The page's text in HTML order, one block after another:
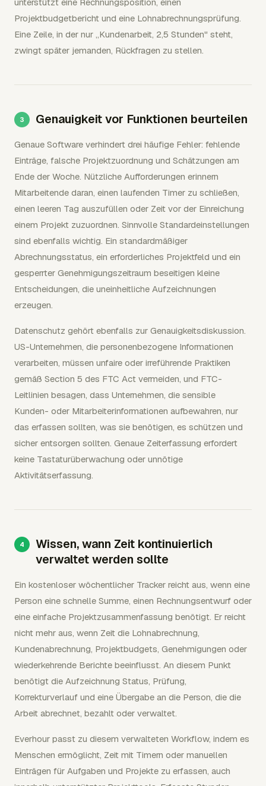
Projektbudgetbericht und eine Lohnabrechnungsprüfung.
Eine Zeile, in der nur „Kundenarbeit, 2,5 Stunden" steht,
zwingt später jemanden, Rückfragen zu stellen.
Genauigkeit vor Funktionen beurteilen
Genaue Software verhindert drei häufige Fehler: fehlende
Einträge, falsche Projektzuordnung und Schätzungen am
Ende der Woche. Nützliche Aufforderungen erinnern
Mitarbeitende daran, einen laufenden Timer zu schließen,
einen leeren Tag auszufüllen oder Zeit vor der Einreichung
einem Projekt zuzuordnen. Sinnvolle Standardeinstellungen
sind ebenfalls wichtig. Ein standardmäßiger
Abrechnungsstatus, ein erforderliches Projektfeld und ein
gesperrter Genehmigungszeitraum beseitigen kleine
Entscheidungen, die uneinheitliche Aufzeichnungen
erzeugen.
Datenschutz gehört ebenfalls zur Genauigkeitsdiskussion.
US-Unternehmen, die personenbezogene Informationen
verarbeiten, müssen unfaire oder irreführende Praktiken
gemäß Section 5 des FTC Act vermeiden, und FTC-
Leitlinien besagen, dass Unternehmen, die sensible
Kunden- oder Mitarbeiterinformationen aufbewahren, nur
das erfassen sollten, was sie benötigen, es schützen und
sicher entsorgen sollten. Genaue Zeiterfassung erfordert
keine Tastaturüberwachung oder unnötige
Aktivitätserfassung.
Wissen, wann Zeit kontinuierlich
verwaltet werden sollte
Ein kostenloser wöchentlicher Tracker reicht aus, wenn eine
Person eine schnelle Summe, einen Rechnungsentwurf oder
eine einfache Projektzusammenfassung benötigt. Er reicht
nicht mehr aus, wenn Zeit die Lohnabrechnung,
Kundenabrechnung, Projektbudgets, Genehmigungen oder
wiederkehrende Berichte beeinflusst. An diesem Punkt
benötigt die Aufzeichnung Status, Prüfung,
Korrekturverlauf und eine Übergabe an die Person, die die
Arbeit abrechnet, bezahlt oder verwaltet.
Everhour passt zu diesem verwalteten Workflow, indem es
Menschen ermöglicht, Zeit mit Timern oder manuellen
Einträgen für Aufgaben und Projekte zu erfassen, auch